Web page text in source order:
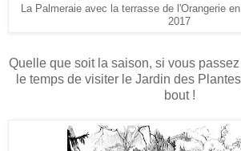
La Palmeraie avec la terrasse de l'Orangerie
2017
Quelle que soit la saison, si vous
le temps de visiter le Jardin des
bout !